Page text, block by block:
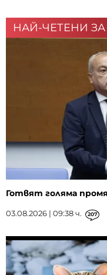
НАЙ-ЧЕТЕНИ
Готвят голяма
03.08.2026 | 09:38 ч. 207